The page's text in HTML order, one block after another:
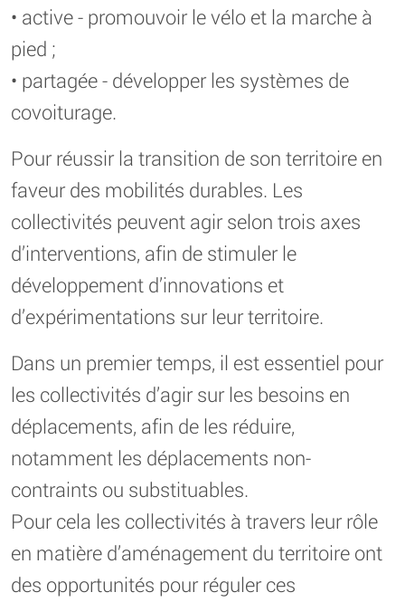
• active - promouvoir le vélo et la marche à
pied ;
• partagée - développer les systèmes de
covoiturage.
Pour réussir la transition de son territoire en
faveur des mobilités durables. Les
collectivités peuvent agir selon trois axes
d’interventions, afin de stimuler le
développement d’innovations et
d’expérimentations sur leur territoire.
Dans un premier temps, il est essentiel pour
les collectivités d’agir sur les besoins en
déplacements, afin de les réduire,
notamment les déplacements non-
contraints ou substituables.
Pour cela les collectivités à travers leur rôle
en matière d’aménagement du territoire ont
des opportunités pour réguler ces